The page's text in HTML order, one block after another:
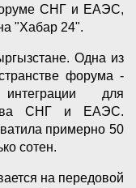
СНГ и ЕАЭС,
"Хабар 24".
Одна из
форума -
интеграции для
СНГ и ЕАЭС.
примерно 50
сотен.
на передовой